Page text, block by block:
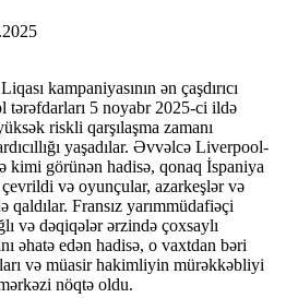
kampaniyasının ən çaşdırıcı
tərəfdarları 5 noyabr 2025-ci ildə
riskli qarşılaşma zamanı
yaşadılar. Əvvəlcə Liverpool-
kimi görünən hadisə, qonaq İspaniya
çevrildi və oyunçular, azarkeşlər və
qaldılar. Fransız yarımmüdafiəçi
və dəqiqələr ərzində çoxsaylı
əhatə edən hadisə, o vaxtdan bəri
və müasir hakimliyin mürəkkəbliyi
nöqtə oldu.